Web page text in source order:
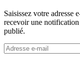
Saisissez votre adresse
recevoir une
publié.
Adresse
e-